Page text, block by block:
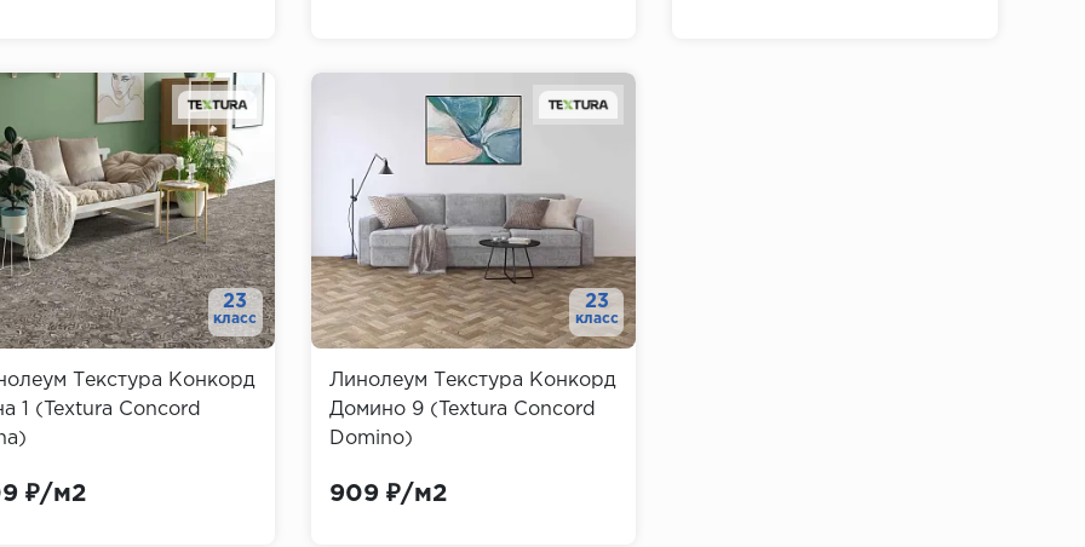
23
класс
Текстура Конкорд
1 (Textura Concord
₽/м2
23
класс
Линолеум Текстура Конкорд
Домино 9 (Textura Concord
Domino)
909 ₽/м2